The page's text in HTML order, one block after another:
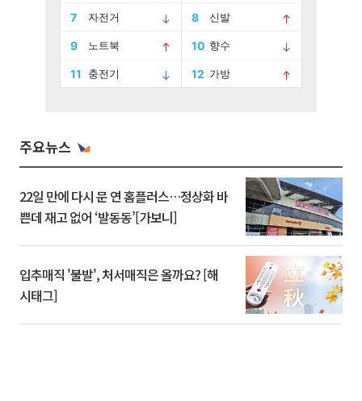
주요뉴스
22일 만에 다시 문 연 홈플러스…정상화 바
쁜데 재고 없어 ‘발동동’[가보니]
입추매직 '불발', 처서매직은 올까요? [해
시태그]